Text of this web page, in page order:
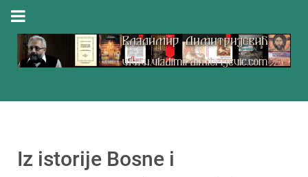
Iz istorije Bosne i